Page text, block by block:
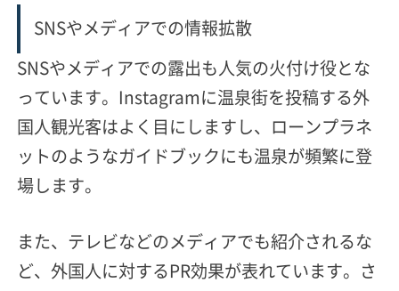
SNSやメディアでの情報拡散
SNSやメディアでの露出も人気の火付け役とな
っています。Instagramに温泉街を投稿する外
国人観光客はよく目にしますし、ローンプラネ
ットのようなガイドブックにも温泉が頻繁に登
場します。
また、テレビなどのメディアでも紹介されるな
ど、外国人に対するPR効果が表れています。
さ